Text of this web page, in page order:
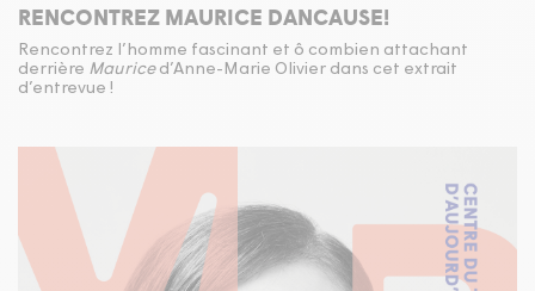
RENCONTREZ MAURICE DANCAUSE!
Rencontrez l’homme fascinant et ô combien attachant
derrière Mauriced’Anne-Marie Olivier dans cet extrait
d’entrevue !